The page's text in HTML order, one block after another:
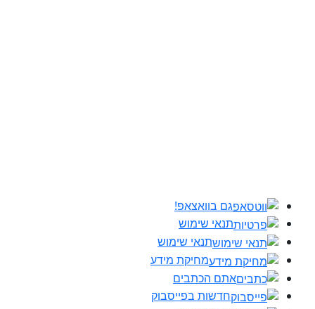
גם בוואצאפ!
תנאי שימוש
תנאי שימוש
מחיקת מידע
אתם הכתבים
חדשות בפייסבוק